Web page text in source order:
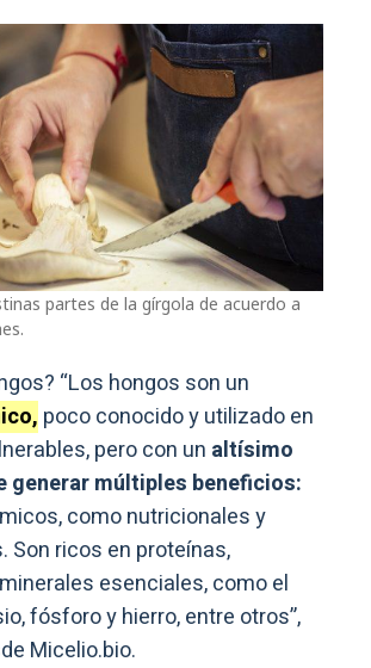
partes de la gírgola de acuerdo a
“Los hongos son un
poco conocido y utilizado en
pero con un altísimo
generar múltiples beneficios:
como nutricionales y
Son ricos en proteínas,
esenciales, como el
fósforo y hierro, entre otros”,
Micelio.bio.